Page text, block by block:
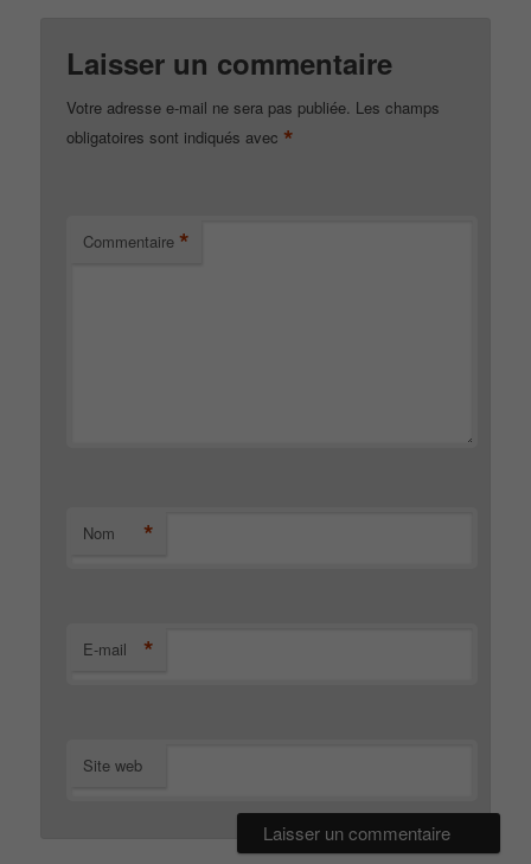
Laisser un commentaire
Votre adresse e-mail ne sera pas publiée. Les champs
obligatoires sont indiqués avec *
Commentaire *
Nom *
E-mail *
Site web